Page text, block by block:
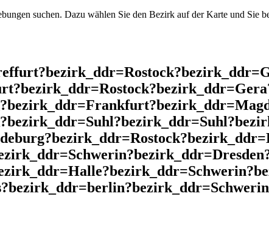
suchen. Dazu wählen Sie den Bezirk auf der Karte und Sie